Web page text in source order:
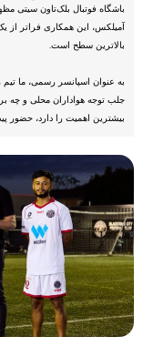
باشگاه فوتبال بلک‌تاون سیتی
آمیلکس، این همکاری فراتر از
بالاترین سطح است.
به عنوان اسپانسر رسمی، ما تیم
جلب توجه هواداران محلی و چه
بیشترین اهمیت را دارد، حضور پیدا